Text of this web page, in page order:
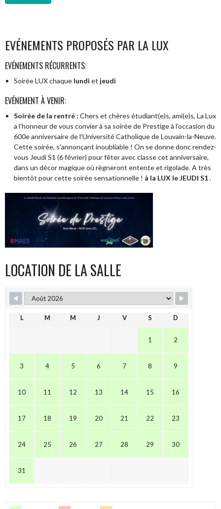
EVÉNEMENTS PROPOSÉS PAR LA LUX
EVÉNEMENTS RÉCURRENTS:
Soirée LUX chaque lundi et jeudi
EVÉNEMENT À VENIR:
Soirée de la rentré : Chers et chères étudiant(e)s, ami(e)s, La Lux
a l’honneur de vous convier à sa soirée de Prestige à l’occasion du
600e anniversaire de l’Université Catholique de Louvain-la-Neuve.
Cette soirée, s’annonçant inoubliable ! On se donne donc rendez-
vous Jeudi S1 (6 février) pour fêter avec classe cet anniversaire,
dans un décor magique où règneront entente et rigolade. A très
bientôt pour cette soirée sensationnelle ! à la LUX le JEUDI S1.
LOCATION DE LA SALLE
L M M J V S D
1 2
3 4 5 6 7 8 9
10 11 12 13 14 15 16
17 18 19 20 21 22 23
24 25 26 27 28 29 30
31